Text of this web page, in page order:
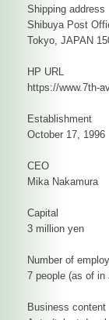
Shipping address
Shibuya Post
Tokyo, JAPAN
HP URL
https://www.7th-
Establishment
October 17, 1996
CEO
Mika Nakamura
Capital
3 million yen
Number of
7 people (as of in
Business content